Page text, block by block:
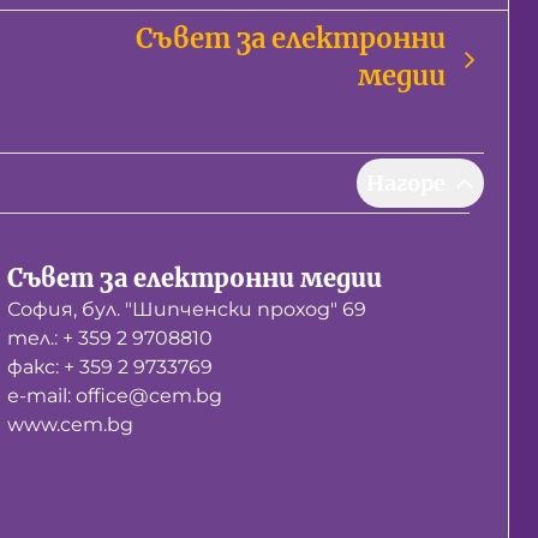
Съвет за електронни
медии
Съвет за електронни медии
София, бул. "Шипченски проход" 69
тел.: + 359 2 9708810
факс: + 359 2 9733769
е-mail: office@cem.bg
www.cem.bg